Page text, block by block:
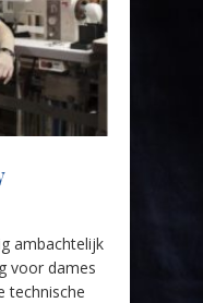
ambachtelijk
voor dames
technische